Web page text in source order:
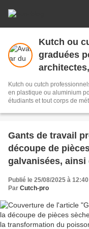
Kutch ou
graduées
BTP. Nous
votre choix.
Kutch ou cutch
en plastique ou aluminium
étudiants et tout corps de
professionnels, mètres à
métiers du bâtiment et de la
Gants de travail
découpe de
galvanisées, ainsi
poisson. GO113-
Publié le 25/08/2025 à 12:40
Par Cutch-pro